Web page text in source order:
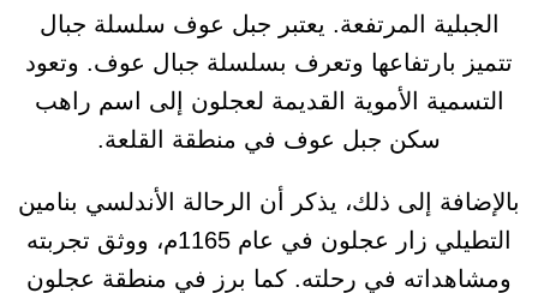
الجبلية المرتفعة. يعتبر جبل عوف سلسلة جبال
تتميز بارتفاعها وتعرف بسلسلة جبال عوف. وتعود
التسمية الأموية القديمة لعجلون إلى اسم راهب
سكن جبل عوف في منطقة القلعة.
بالإضافة إلى ذلك، يذكر أن الرحالة الأندلسي بنامين
التطيلي زار عجلون في عام 1165م، ووثق تجربته
ومشاهداته في رحلته. كما برز في منطقة عجلون